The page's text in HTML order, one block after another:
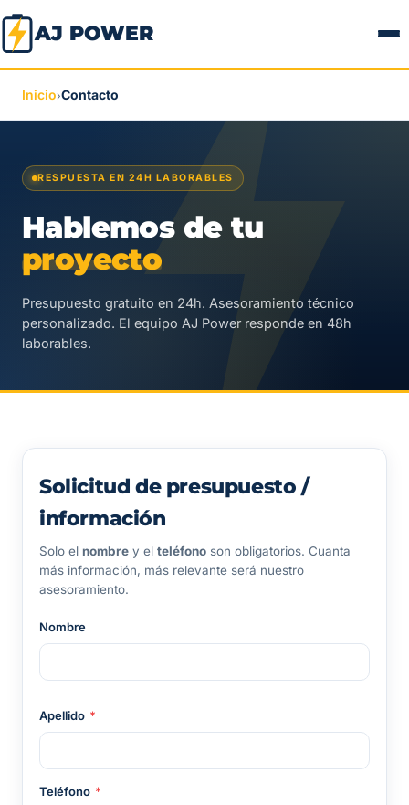
AJ POWER
Inicio›Contacto
RESPUESTA EN 24H LABORABLES
Hablemos de tu
proyecto
Presupuesto gratuito en 24h. Asesoramiento técnico
personalizado. El equipo AJ Power responde en 48h
laborables.
Solicitud de presupuesto /
información
Solo el nombre y el teléfono son obligatorios. Cuanta
más información, más relevante será nuestro
asesoramiento.
Nombre
Apellido *
Teléfono *